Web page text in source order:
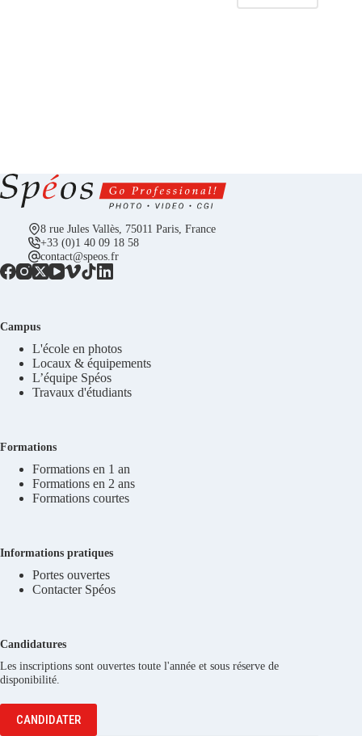
8 rue Jules Vallès, 75011 Paris, France
+33 (0)1 40 09 18 58
contact@speos.fr
Campus
L'école en photos
Locaux & équipements
L’équipe Spéos
Travaux d'étudiants
Formations
Formations en 1 an
Formations en 2 ans
Formations courtes
Informations pratiques
Portes ouvertes
Contacter Spéos
Candidatures
Les inscriptions sont ouvertes toute l'année et sous réserve de
disponibilité.
CANDIDATER